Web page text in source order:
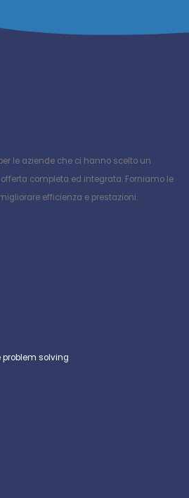
le aziende che ci hanno scelto un
completa ed integrata. Forniamo le
efficienza e prestazioni.
problem solving